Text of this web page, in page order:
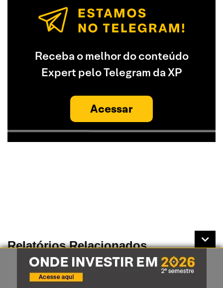
Receba o melhor do conteúdo
Expert pelo Telegram da XP
Acessar
Relatórios Relacionados